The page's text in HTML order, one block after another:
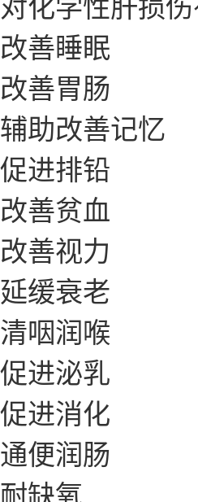
改善睡眠
改善胃肠
辅助改善记忆
促进排铅
改善贫血
改善视力
延缓衰老
清咽润喉
促进泌乳
促进消化
通便润肠
耐缺氧